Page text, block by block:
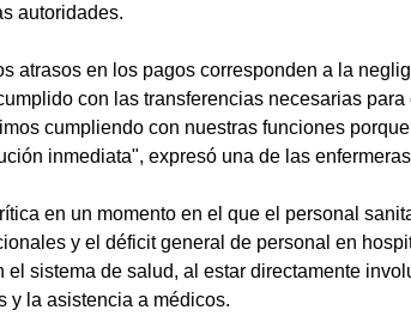
autoridades.
atrasos en los pagos corresponden a la
con las transferencias necesarias
cumpliendo con nuestras funciones
inmediata", expresó una de las
en un momento en el que el personal
y el déficit general de personal en
el sistema de salud, al estar directamente
y la asistencia a médicos.